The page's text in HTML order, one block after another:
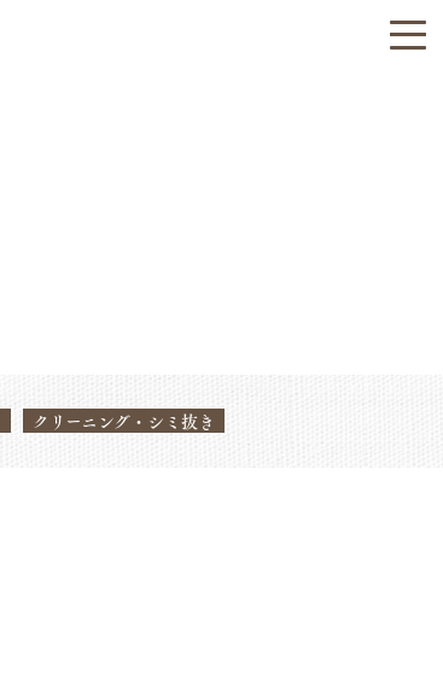
クリーニング・シミ抜き